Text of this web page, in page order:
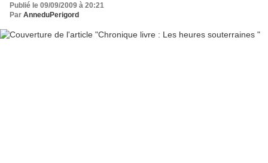
Publié le 09/09/2009 à 20:21
Par AnneduPerigord